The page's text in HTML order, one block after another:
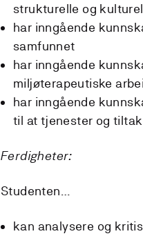
strukturelle og
har inngående
samfunnet
har inngående
miljøterapeutiske
har inngående
til at tjenester og
Ferdigheter:
Studenten…
kan analysere og